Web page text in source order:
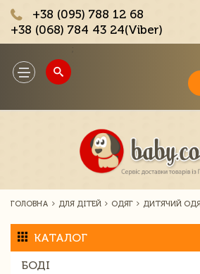
+38 (095) 788 12 68
+38 (068) 784 43 24(Viber)
Toggle
navigation
ГОЛОВНА ДЛЯ ДІТЕЙ ОДЯГ ДИТЯЧИЙ
КАТАЛОГ
БОДІ